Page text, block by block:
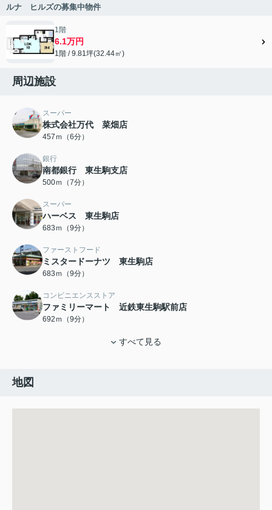
ルナ ヒルズの募集中物件
1階
6.1万円
1階 / 9.81坪(32.44㎡)
周辺施設
スーパー
株式会社万代 菜畑店
457ｍ（6分）
銀行
南都銀行 東生駒支店
500ｍ（7分）
スーパー
ハーベス 東生駒店
683ｍ（9分）
ファーストフード
ミスタードーナツ 東生駒店
683ｍ（9分）
コンビニエンスストア
ファミリーマート 近鉄東生駒駅前店
692ｍ（9分）
すべて見る
地図